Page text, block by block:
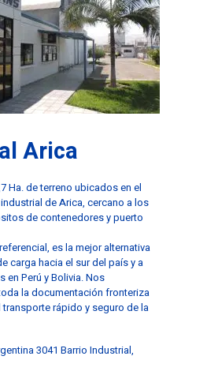
Arica
Ha. de terreno ubicados en el
de Arica, cercano a los
de contenedores y puerto
es la mejor alternativa
carga hacia el sur del país y a
en Perú y Bolivia. Nos
la documentación fronteriza
transporte rápido y seguro de la
3041 Barrio Industrial,